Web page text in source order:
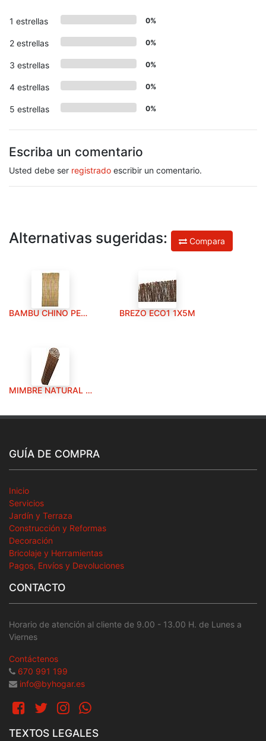
1 estrellas 0%
2 estrellas 0%
3 estrellas 0%
4 estrellas 0%
5 estrellas 0%
Escriba un comentario
Usted debe ser registrado escribir un comentario.
Alternativas sugeridas: Compara
BAMBU CHINO PELADO 1X5M BREZO ECO1 1X5M
MIMBRE NATURAL 1X5M
GUÍA DE COMPRA
Inicio
Servicios
Jardín y Terraza
Construcción y Reformas
Decoración
Bricolaje y Herramientas
Pagos, Envíos y Devoluciones
CONTACTO
Horario de atención al cliente de 9.00 - 13.00 H. de Lunes a
Viernes
Contáctenos
670 991 199
info@byhogar.es
TEXTOS LEGALES